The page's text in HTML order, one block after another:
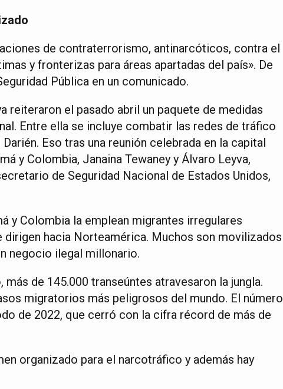
de contraterrorismo, antinarcóticos, contra el
y fronterizas para áreas apartadas del país». De
Pública en un comunicado.
reiteraron el pasado abril un paquete de medidas
Entre ella se incluye combatir las redes de tráfico
Eso tras una reunión celebrada en la capital
y Colombia, Janaina Tewaney y Álvaro Leyva,
de Seguridad Nacional de Estados Unidos,
y Colombia la emplean migrantes irregulares
hacia Norteamérica. Muchos son movilizados
negocio ilegal millonario.
de 145.000 transeúntes atravesaron la jungla.
migratorios más peligrosos del mundo. El número
de 2022, que cerró con la cifra récord de más de
organizado para el narcotráfico y además hay